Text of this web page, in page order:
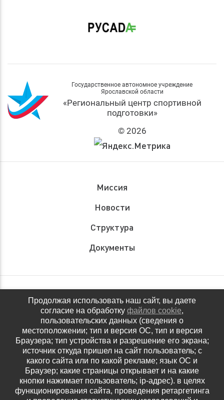
Государственное автономное учреждение
Ярославской области
«Региональный центр спортивной
подготовки»
© 2026
Миссия
Новости
Структура
Документы
Обращения граждан
Антидопинговое обеспечение
Контакты
Политика конфиденциальности
Продолжая использовать наш сайт, вы даете
согласие на обработку файлов cookie,
пользовательских данных (сведения о
местоположении; тип и версия ОС, тип и версия
Браузера; тип устройства и разрешение его экрана;
источник откуда пришел на сайт пользователь; с
какого сайта или по какой рекламе; язык ОС и
Браузер; какие страницы открывает и на какие
кнопки нажимает пользователь; ip-адрес). в целях
функционирования сайта, проведения ретаргетинга